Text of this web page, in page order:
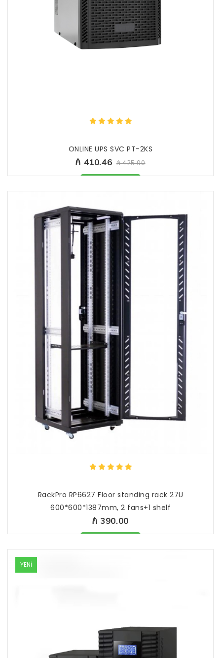
ONLINE UPS SVC PT-2KS
₼ 410.46 ₼ 425.00
Məhsul mövcüddur
RackPro RP6627 Floor standing rack 27U
600*600*1387mm, 2 fans+1 shelf
₼ 390.00
Məhsul mövcüddur
YENİ